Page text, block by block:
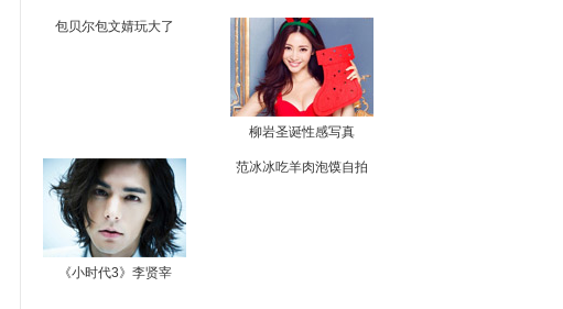
包贝尔包文婧玩大了
柳岩圣诞性感写真
《小时代3》李贤宰
范冰冰吃羊肉泡馍自拍